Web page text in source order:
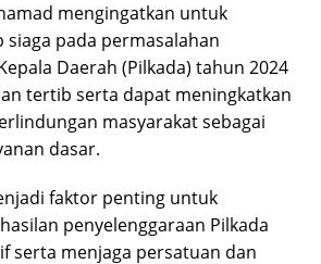
mengingatkan untuk
siaga pada permasalahan
Daerah (Pilkada) tahun 2024
tertib serta dapat meningkatkan
masyarakat sebagai
dasar.
faktor penting untuk
penyelenggaraan Pilkada
serta menjaga persatuan dan